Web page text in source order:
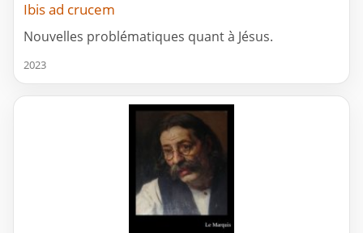
Ibis ad crucem
Nouvelles problématiques quant à Jésus.
2023